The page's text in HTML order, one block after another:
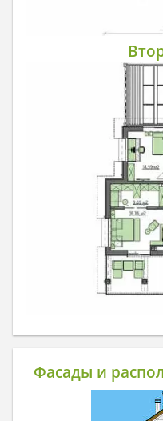
Фасады и